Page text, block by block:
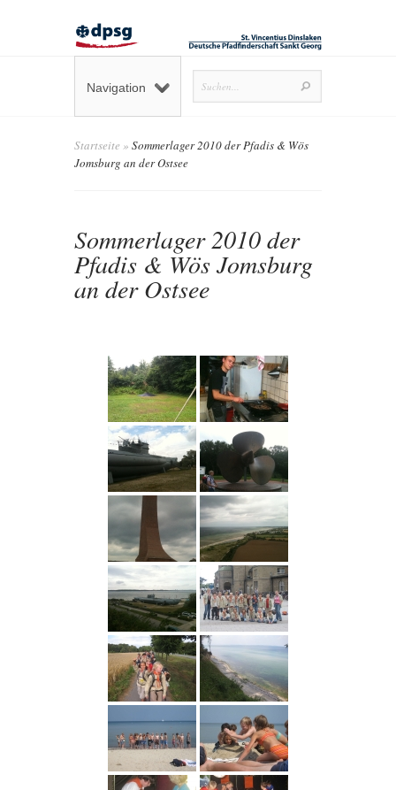
Navigation
Startseite » Sommerlager 2010 der Pfadis & Wös
Jomsburg an der Ostsee
Sommerlager 2010 der
Pfadis & Wös Jomsburg
an der Ostsee